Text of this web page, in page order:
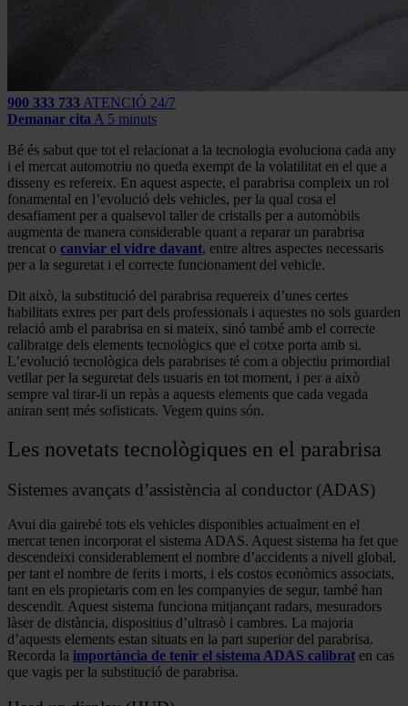
900 333 733 ATENCIÓ 24/7
Demanar cita A 5 minuts
Bé és sabut que tot el relacionat a la tecnologia evoluciona cada any
i el mercat automotriu no queda exempt de la volatilitat en el que a
disseny es refereix. En aquest aspecte, el parabrisa compleix un rol
fonamental en l’evolució dels vehicles, per la qual cosa el
desafiament per a qualsevol taller de cristalls per a automòbils
augmenta de manera considerable quant a reparar un parabrisa
trencat o canviar el vidre davant, entre altres aspectes necessaris
per a la seguretat i el correcte funcionament del vehicle.
Dit això, la substitució del parabrisa requereix d’unes certes
habilitats extres per part dels professionals i aquestes no sols guarden
relació amb el parabrisa en si mateix, sinó també amb el correcte
calibratge dels elements tecnològics que el cotxe porta amb si.
L’evolució tecnològica dels parabrises té com a objectiu primordial
vetllar per la seguretat dels usuaris en tot moment, i per a això
sempre val tirar-li un repàs a aquests elements que cada vegada
aniran sent més sofisticats. Vegem quins són.
Les novetats tecnològiques en el parabrisa
Sistemes avançats d’assistència al conductor (ADAS)
Avui dia gairebé tots els vehicles disponibles actualment en el
mercat tenen incorporat el sistema ADAS. Aquest sistema ha fet que
descendeixi considerablement el nombre d’accidents a nivell global,
per tant el nombre de ferits i morts, i els costos econòmics associats,
tant en els propietaris com en les companyies de segur, també han
descendit. Aquest sistema funciona mitjançant radars, mesuradors
làser de distància, dispositius d’ultrasò i cambres. La majoria
d’aquests elements estan situats en la part superior del parabrisa.
Recorda la importància de tenir el sistema ADAS calibrat en cas
que vagis per la substitució de parabrisa.